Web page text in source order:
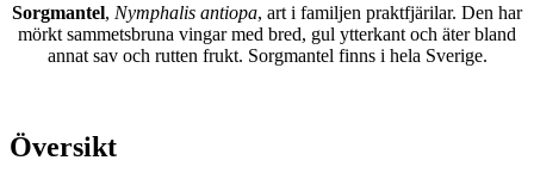
Sorgmantel, Nymphalis antiopa, art i familjen praktfjärilar. Den har
mörkt sammetsbruna vingar med bred, gul ytterkant och äter bland
annat sav och rutten frukt. Sorgmantel finns i hela Sverige.
Översikt